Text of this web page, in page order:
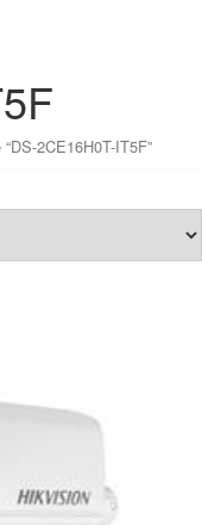
2CE16H0T-IT5F”